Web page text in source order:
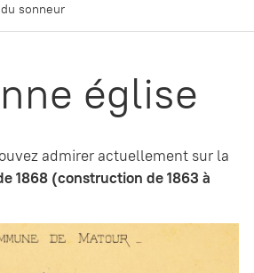
sonneur
église
admirer actuellement sur la
1868 (construction de 1863 à